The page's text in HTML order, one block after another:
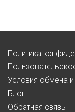
Политика
Условия обмена и
Блог
Обратная связь